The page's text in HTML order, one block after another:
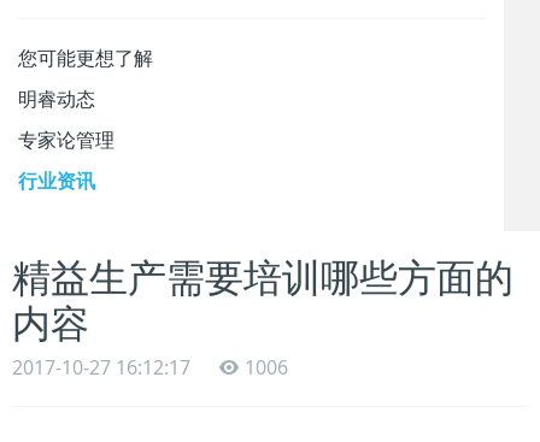
您可能更想了解
明睿动态
专家论管理
行业资讯
精益生产需要培训哪些方面的
内容
2017-10-27 16:12:17 1006